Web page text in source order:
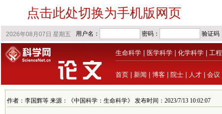
点击此处切换为手机版网页
生命科学 医学科学 化学科学 工
首页 新闻 博客 院士 人才 会议
作者：李国辉等 来源：《中国科学：生命科学》 发布时间：2023/7/13 10:02:07